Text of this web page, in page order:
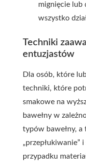
mignięcie lub
wszystko
Techniki
entuzjastów
Dla osób, które
techniki, które
smakowe na
bawełny w
typów bawełny,
przypadku